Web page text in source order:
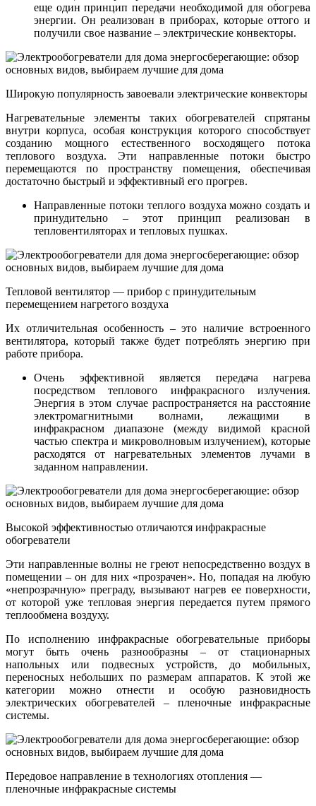
еще один принцип передачи необходимой для обогрева
энергии. Он реализован в приборах, которые оттого и
получили свое название – электрические конвекторы.
Широкую популярность завоевали электрические конвекторы
Нагревательные элементы таких обогревателей спрятаны
внутри корпуса, особая конструкция которого способствует
созданию мощного естественного восходящего потока
теплового воздуха. Эти направленные потоки быстро
перемещаются по пространству помещения, обеспечивая
достаточно быстрый и эффективный его прогрев.
Направленные потоки теплого воздуха можно создать и
принудительно – этот принцип реализован в
тепловентиляторах и тепловых пушках.
Тепловой вентилятор — прибор с принудительным
перемещением нагретого воздуха
Их отличительная особенность – это наличие встроенного
вентилятора, который также будет потреблять энергию при
работе прибора.
Очень эффективной является передача нагрева
посредством теплового инфракрасного излучения.
Энергия в этом случае распространяется на расстояние
электромагнитными волнами, лежащими в
инфракрасном диапазоне (между видимой красной
частью спектра и микроволновым излучением), которые
расходятся от нагревательных элементов лучами в
заданном направлении.
Высокой эффективностью отличаются инфракрасные
обогреватели
Эти направленные волны не греют непосредственно воздух в
помещении – он для них «прозрачен». Но, попадая на любую
«непрозрачную» преграду, вызывают нагрев ее поверхности,
от которой уже тепловая энергия передается путем прямого
теплообмена воздуху.
По исполнению инфракрасные обогревательные приборы
могут быть очень разнообразны – от стационарных
напольных или подвесных устройств, до мобильных,
переносных небольших по размерам аппаратов. К этой же
категории можно отнести и особую разновидность
электрических обогревателей – пленочные инфракрасные
системы.
Передовое направление в технологиях отопления —
пленочные инфракрасные системы